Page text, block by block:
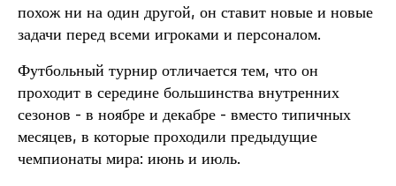
похож ни на один другой, он ставит новые и новые
задачи перед всеми игроками и персоналом.
Футбольный турнир отличается тем, что он
проходит в середине большинства внутренних
сезонов - в ноябре и декабре - вместо типичных
месяцев, в которые проходили предыдущие
чемпионаты мира: июнь и июль.